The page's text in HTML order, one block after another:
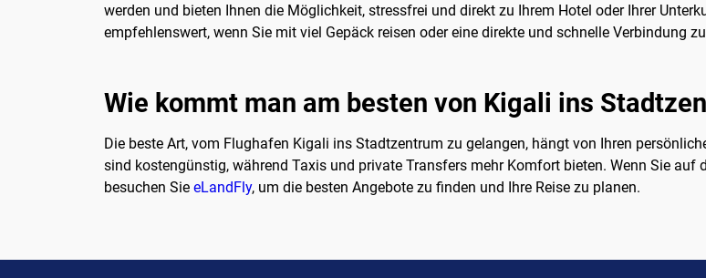
werden und bieten Ihnen die Möglichkeit, stressfrei und direkt zu Ihrem Hotel oder Ihrer
empfehlenswert, wenn Sie mit viel Gepäck reisen oder eine direkte und schnelle Verbindung
Wie kommt man am besten von Kigali ins
Die beste Art, vom Flughafen Kigali ins Stadtzentrum zu gelangen, hängt von Ihren
sind kostengünstig, während Taxis und private Transfers mehr Komfort bieten. Wenn Sie
besuchen Sie eLandFly, um die besten Angebote zu finden und Ihre Reise zu planen.